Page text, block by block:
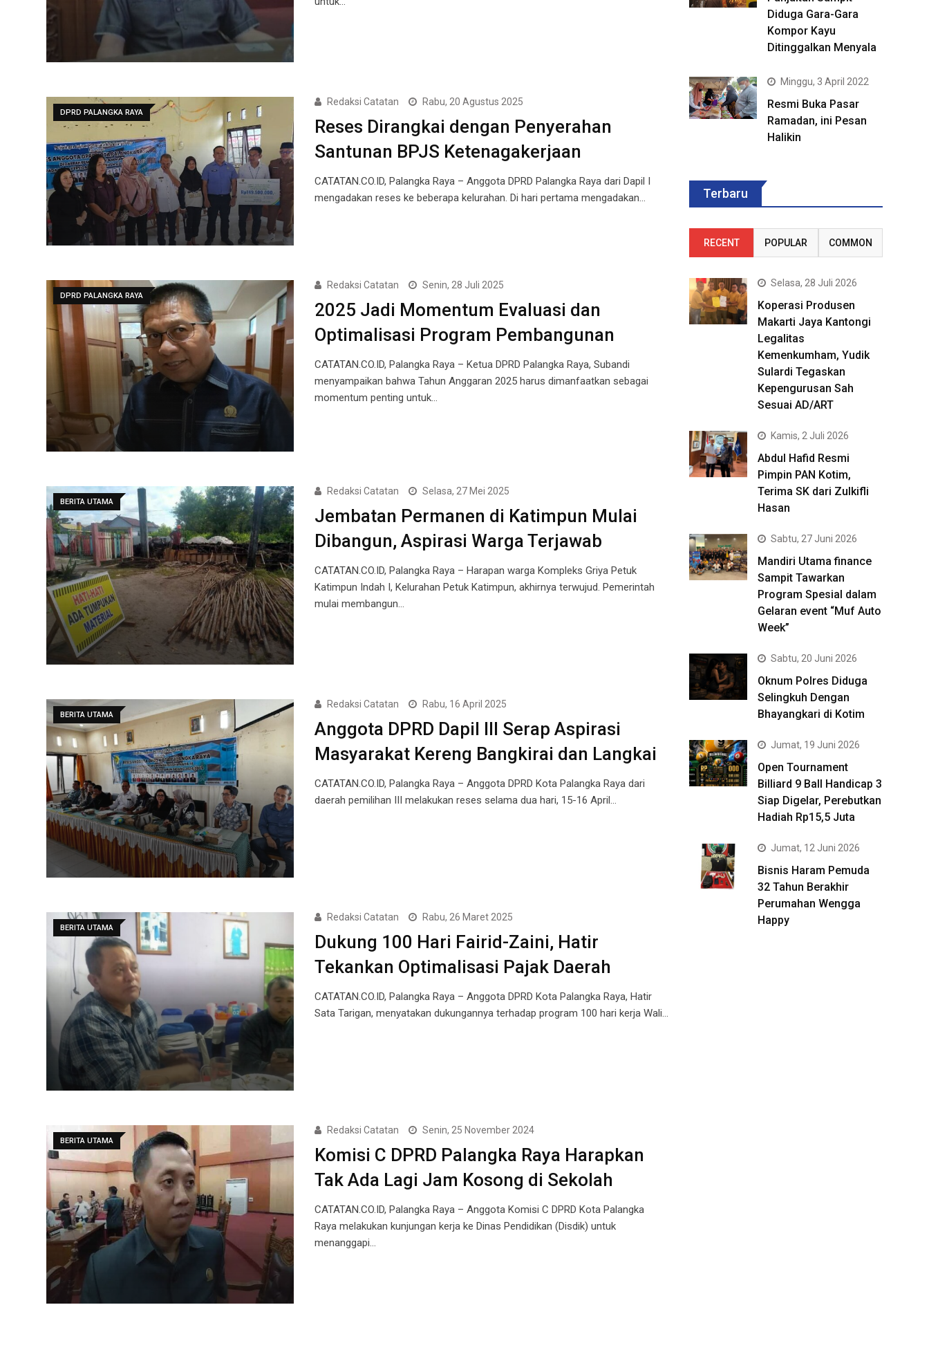
DPRD PALANGKA RAYA
Redaksi Catatan Rabu, 20 Agustus 2025
Reses Dirangkai dengan Penyerahan
Santunan BPJS Ketenagakerjaan
CATATAN.CO.ID, Palangka Raya – Anggota DPRD Palangka Raya dari Dapil I
mengadakan reses ke beberapa kelurahan. Di hari pertama mengadakan…
DPRD PALANGKA RAYA
Redaksi Catatan Senin, 28 Juli 2025
2025 Jadi Momentum Evaluasi dan
Optimalisasi Program Pembangunan
CATATAN.CO.ID, Palangka Raya – Ketua DPRD Palangka Raya, Subandi
menyampaikan bahwa Tahun Anggaran 2025 harus dimanfaatkan sebagai
momentum penting untuk…
BERITA UTAMA
Redaksi Catatan Selasa, 27 Mei 2025
Jembatan Permanen di Katimpun Mulai
Dibangun, Aspirasi Warga Terjawab
CATATAN.CO.ID, Palangka Raya – Harapan warga Kompleks Griya Petuk
Katimpun Indah I, Kelurahan Petuk Katimpun, akhirnya terwujud. Pemerintah
mulai membangun…
BERITA UTAMA
Redaksi Catatan Rabu, 16 April 2025
Anggota DPRD Dapil III Serap Aspirasi
Masyarakat Kereng Bangkirai dan Langkai
CATATAN.CO.ID, Palangka Raya – Anggota DPRD Kota Palangka Raya dari
daerah pemilihan III melakukan reses selama dua hari, 15-16 April…
BERITA UTAMA
Redaksi Catatan Rabu, 26 Maret 2025
Dukung 100 Hari Fairid-Zaini, Hatir
Tekankan Optimalisasi Pajak Daerah
CATATAN.CO.ID, Palangka Raya – Anggota DPRD Kota Palangka Raya, Hatir
Sata Tarigan, menyatakan dukungannya terhadap program 100 hari kerja Wali…
BERITA UTAMA
Redaksi Catatan Senin, 25 November 2024
Komisi C DPRD Palangka Raya Harapkan
Tak Ada Lagi Jam Kosong di Sekolah
CATATAN.CO.ID, Palangka Raya – Anggota Komisi C DPRD Kota Palangka
Raya melakukan kunjungan kerja ke Dinas Pendidikan (Disdik) untuk
menanggapi…
Diduga Gara-Gara
Kompor Kayu
Ditinggalkan Menyala
Minggu, 3 April 2022
Resmi Buka Pasar
Ramadan, ini Pesan
Halikin
Terbaru
RECENT POPULAR COMMON
Selasa, 28 Juli 2026
Koperasi Produsen
Makarti Jaya Kantongi
Legalitas
Kemenkumham, Yudik
Sulardi Tegaskan
Kepengurusan Sah
Sesuai AD/ART
Kamis, 2 Juli 2026
Abdul Hafid Resmi
Pimpin PAN Kotim,
Terima SK dari Zulkifli
Hasan
Sabtu, 27 Juni 2026
Mandiri Utama finance
Sampit Tawarkan
Program Spesial dalam
Gelaran event “Muf Auto
Week”
Sabtu, 20 Juni 2026
Oknum Polres Diduga
Selingkuh Dengan
Bhayangkari di Kotim
Jumat, 19 Juni 2026
Open Tournament
Billiard 9 Ball Handicap 3
Siap Digelar, Perebutkan
Hadiah Rp15,5 Juta
Jumat, 12 Juni 2026
Bisnis Haram Pemuda
32 Tahun Berakhir
Perumahan Wengga
Happy